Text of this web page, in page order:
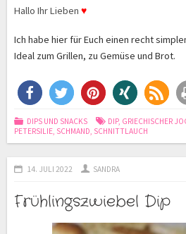
Hallo Ihr Lieben ♥
Ich habe hier für Euch einen recht
Ideal zum Grillen, zu Gemüse und Brot.
DIPS UND SNACKS DIP, GRIECHISCHER
PETERSILIE, SCHMAND, SCHNITTLAUCH
14. JULI 2022 SANDRA
Frühlingszwiebel Dip